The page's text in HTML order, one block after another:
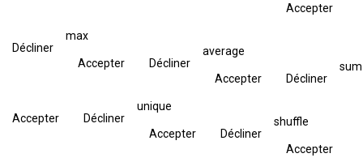
Accepter
Décliner
max
Accepter Décliner
average
Accepter Décliner
sum
Accepter Décliner
unique
Accepter Décliner
shuffle
Accepter